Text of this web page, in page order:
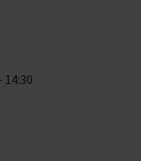
14:30